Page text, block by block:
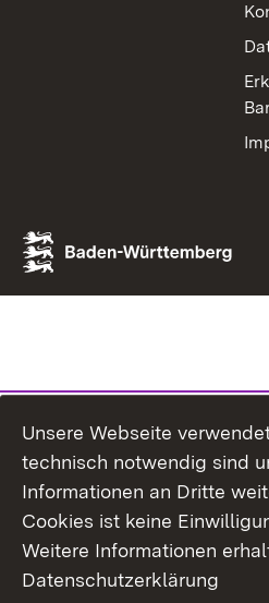
Unsere Webseite
technisch notwendig sind
Informationen an Dritte
Cookies ist keine
Weitere Informationen
Datenschutzerklärung